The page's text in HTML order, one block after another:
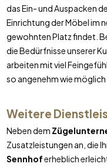
das Ein- und Auspacken
Einrichtung der Möbel im
gewohnten Platz findet.
die Bedürfnisse unserer
arbeiten mit viel
so angenehm wie möglich
Weitere
Neben dem
Zusatzleistungen an, die
Sennhoferheblich